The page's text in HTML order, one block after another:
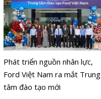
Phát triển nguồn nhân lực,
Ford Việt Nam ra mắt Trung
tâm đào tạo mới